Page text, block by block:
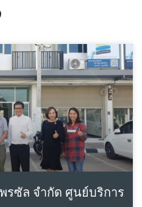
รซัล จำกัด ศูนย์บริการ